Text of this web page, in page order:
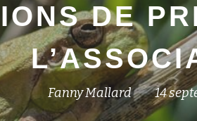
DE
Fanny Mallard 14